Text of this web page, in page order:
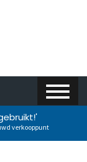
verkooppunt